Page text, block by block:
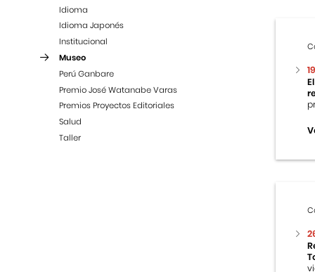
Idioma
Idioma Japonés
Institucional
Museo
Perú Ganbare
Premio José Watanabe Varas
Premios Proyectos Editoriales
Salud
Taller